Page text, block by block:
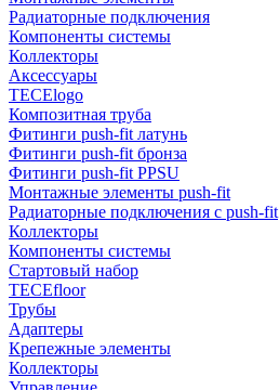
Радиаторные подключения
Компоненты системы
Коллекторы
Аксессуары
TECElogo
Композитная труба
Фитинги push-fit латунь
Фитинги push-fit бронза
Фитинги push-fit PPSU
Монтажные элементы push-fit
Радиаторные подключения с push-fit
Коллекторы
Компоненты системы
Стартовый набор
TECEfloor
Трубы
Адаптеры
Крепежные элементы
Коллекторы